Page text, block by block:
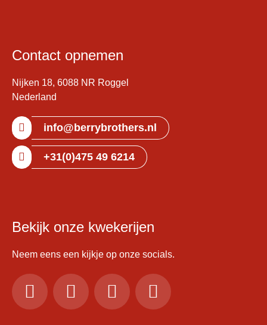
Contact opnemen
Nijken 18, 6088 NR Roggel
Nederland
info@berrybrothers.nl
+31(0)475 49 6214
Bekijk onze kwekerijen
Neem eens een kijkje op onze socials.